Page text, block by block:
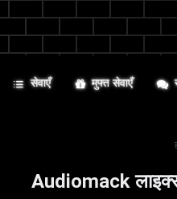
सेवाएँ मुफ्त सेवाएँ
Audiomack